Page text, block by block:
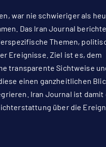
war nie schwieriger als
Das Iran Journal
Themen,
Ereignisse. Ziel ist es, dem
transparente Sichtweise
einen ganzheitlichen
Iran Journal ist damit
über die